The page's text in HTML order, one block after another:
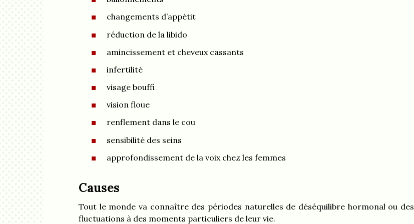
changements d’appétit
réduction de la libido
amincissement et cheveux cassants
infertilité
visage bouffi
vision floue
renflement dans le cou
sensibilité des seins
approfondissement de la voix chez les femmes
Causes
Tout le monde va connaître des périodes naturelles de déséquilibre hormonal ou des
fluctuations à des moments particuliers de leur vie.